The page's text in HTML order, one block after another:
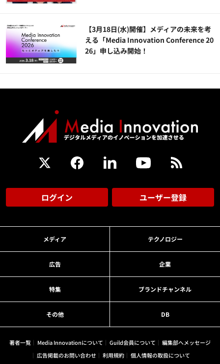
【3月18日(水)開催】メディアの未来を考
える「Media Innovation Conference 20
26」申し込み開始！
ログイン ユーザー登録
メディア テクノロジー
広告 企業
特集 ブランドチャンネル
その他 DB
著者一覧 Media Innovationについて Guild会員について
編集部へメッセージ
広告掲載のお問い合わせ
利用規約
個人情報の取扱について